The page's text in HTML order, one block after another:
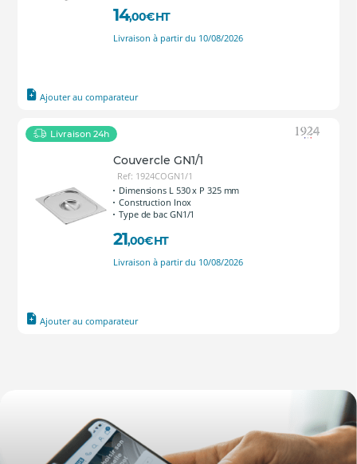
14,00€HT
Livraison à partir du 10/08/2026
Ajouter au comparateur
Livraison 24h
Couvercle GN1/1
Ref: 1924COGN1/1
Dimensions L 530 x P 325 mm
Construction Inox
Type de bac GN1/1
21,00€HT
Livraison à partir du 10/08/2026
Ajouter au comparateur